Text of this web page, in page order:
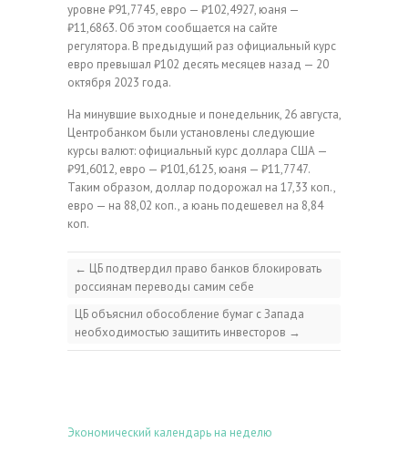
уровне ₽91,7745, евро — ₽102,4927, юаня —
₽11,6863. Об этом сообщается на сайте
регулятора. В предыдущий раз официальный курс
евро превышал ₽102 десять месяцев назад — 20
октября 2023 года.
На минувшие выходные и понедельник, 26 августа,
Центробанком были установлены следующие
курсы валют: официальный курс доллара США —
₽91,6012, евро — ₽101,6125, юаня — ₽11,7747.
Таким образом, доллар подорожал на 17,33 коп.,
евро — на 88,02 коп., а юань подешевел на 8,84
коп.
← ЦБ подтвердил право банков блокировать
россиянам переводы самим себе
ЦБ объяснил обособление бумаг с Запада
необходимостью защитить инвесторов →
Экономический календарь на неделю